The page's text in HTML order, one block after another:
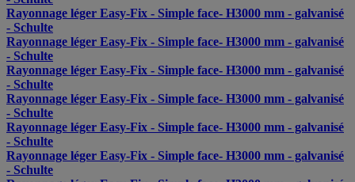
Rayonnage léger Easy-Fix - Simple face- H3000 mm - galvanisé
- Schulte
Rayonnage léger Easy-Fix - Simple face- H3000 mm - galvanisé
- Schulte
Rayonnage léger Easy-Fix - Simple face- H3000 mm - galvanisé
- Schulte
Rayonnage léger Easy-Fix - Simple face- H3000 mm - galvanisé
- Schulte
Rayonnage léger Easy-Fix - Simple face- H3000 mm - galvanisé
- Schulte
Rayonnage léger Easy-Fix - Simple face- H3000 mm - galvanisé
- Schulte